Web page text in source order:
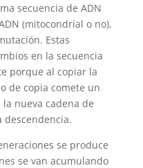
secuencia de ADN
(mitocondrial o no),
Estas
en la secuencia
porque al copiar la
de copia comete un
nueva cadena de
descendencia.
se produce
se van acumulando